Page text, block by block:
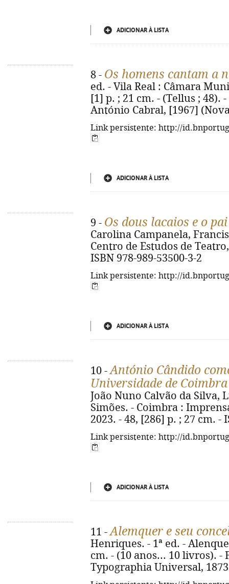
ADICIONAR À LISTA
8 - Os homens cantam a
ed. - Vila Real : Câmara
[1] p. ; 21 cm. - (Tellus ; 48).
António Cabral, [1967]
Link persistente: http://
ADICIONAR À LISTA
9 - Os dous lacaios e o
Carolina Campanela,
Centro de Estudos de
ISBN 978-989-53500-3-2
Link persistente: http://
ADICIONAR À LISTA
10 -António Cândido
Universidade de Coimbra
João Nuno Calvão da Silva,
Simões. - Coimbra :
2023. - 48, [286] p. ; 27 cm. -
Link persistente: http://
ADICIONAR À LISTA
11 -Alemquer e seu
Henriques. - 1ª ed. -
cm. - (10 anos... 10 livros). -
Typographia Universal,